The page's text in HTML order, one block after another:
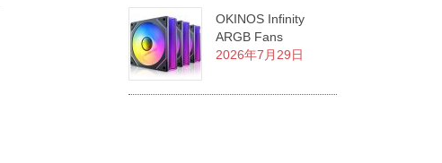
OKINOS Infinity
ARGB Fans
2026年7月29日